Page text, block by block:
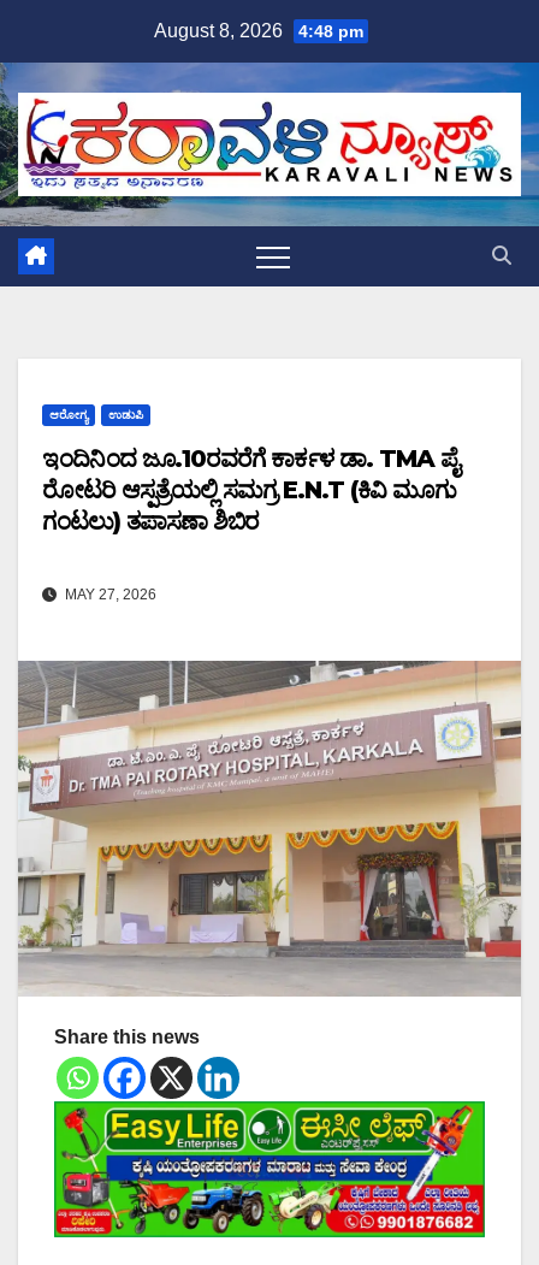
content
August 8, 2026 4:48 pm
ಆರೋಗ್ಯ ಉಡುಪಿ
ಇಂದಿನಿಂದ ಜೂ.10ರವರೆಗೆ ಕಾರ್ಕಳ ಡಾ. TMA ಪೈ
ರೋಟರಿ ಆಸ್ಪತ್ರೆಯಲ್ಲಿ ಸಮಗ್ರ E.N.T (ಕಿವಿ ಮೂಗು
ಗಂಟಲು) ತಪಾಸಣಾ ಶಿಬಿರ
MAY 27, 2026
Share this news